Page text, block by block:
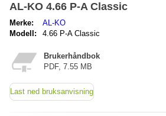
AL-KO 4.66 P-A Classic
Merke:
AL-KO
Modell:
4.66 P-A Classic
Brukerhåndbok
PDF, 7.55 MB
Last ned bruksanvisning